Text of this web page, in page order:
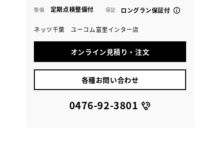
整備 定期点検整備付 保証 ロングラン保証付
ネッツ千葉 ユーコム富里インター店
オンライン見積り・注文
各種お問い合わせ
0476-92-3801